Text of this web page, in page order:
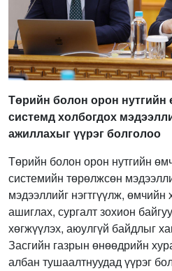
Төрийн болон орон нутгийн
системд холбогдох
ажиллахыг үүрэг болголоо
Төрийн болон орон нутгийн
системийн төрөлжсөн
мэдээллийг нэгтгүүлж,
ашиглах, сургалт зохион
хөгжүүлэх, аюулгүй байдлыг
Засгийн газрын өнөөдрийн
албан тушаалтнуудад үүрэг